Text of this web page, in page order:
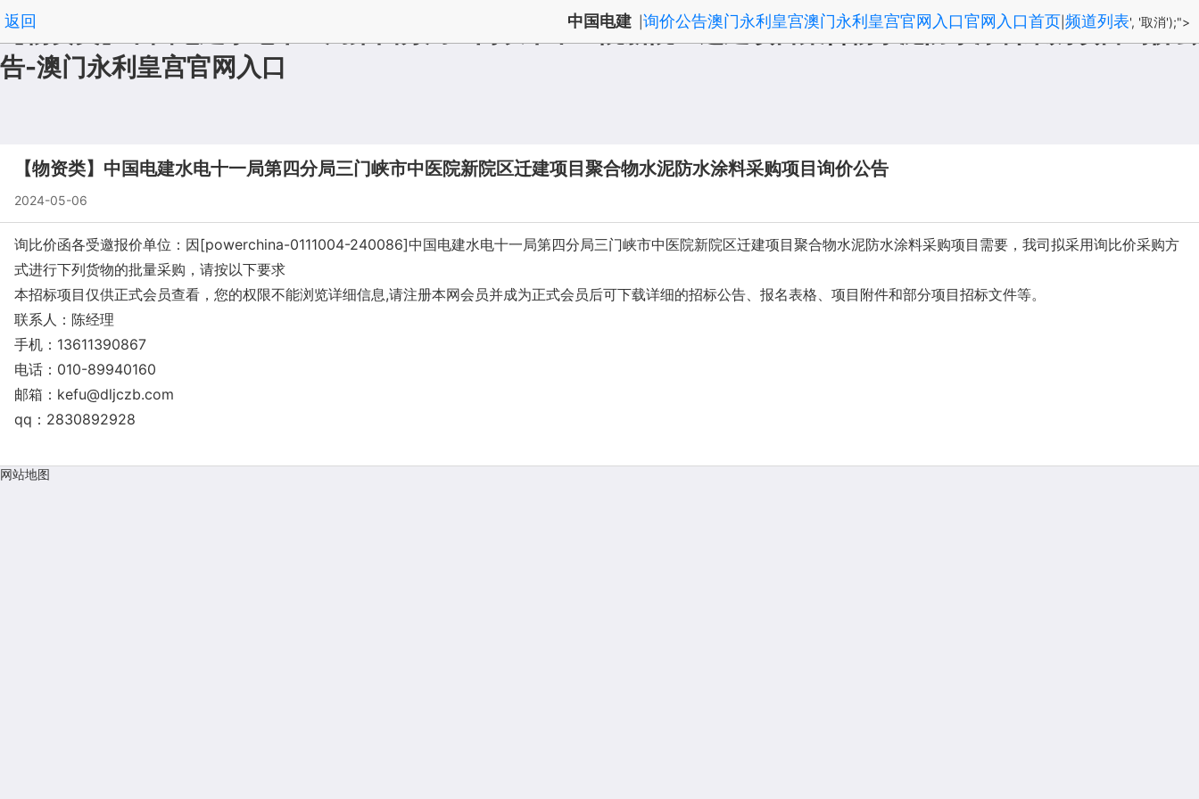
【物资类】中国电建水电十一局第四分局三门峡市中医院新院区迁建项目聚合物水泥防水涂料采购项目询价公
告-澳门永利皇宫官网入口
返回 中国电建 询价公告澳门永利皇宫澳门永利皇宫官网入口官网入口首页 频道列表', '取消');">
【物资类】中国电建水电十一局第四分局三门峡市中医院新院区迁建项目聚合物水泥防水涂料采购项目询价公告
2024-05-06
询比价函各受邀报价单位：因[powerchina-0111004-240086]中国电建水电十一局第四分局三门峡市中医院新院区迁建项目聚合物水泥防水涂料采购项目需要，我司拟采用询比价采购方
式进行下列货物的批量采购，请按以下要求
本招标项目仅供正式会员查看，您的权限不能浏览详细信息,请注册本网会员并成为正式会员后可下载详细的招标公告、报名表格、项目附件和部分项目招标文件等。
联系人：陈经理
手机：13611390867
电话：010-89940160
邮箱： kefu@dljczb.com
qq：2830892928
网站地图